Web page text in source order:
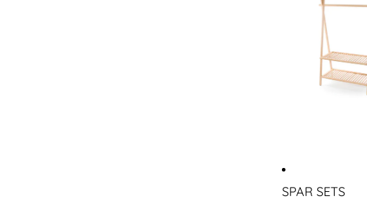
SPAR SETS